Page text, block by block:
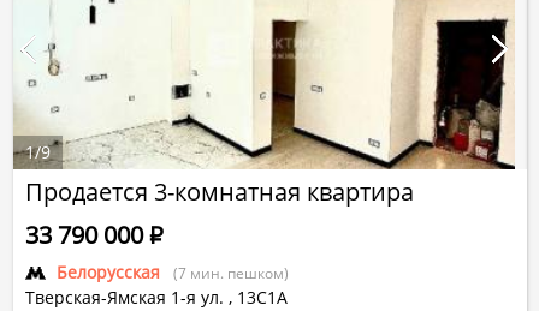
Продается 3-комнатная квартира
Белорусская (7 мин. пешком)
Тверская-Ямская 1-я ул. , 13С1А
33 790 000Р
1/9